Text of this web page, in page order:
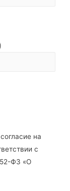
на
с
Ф3 «О